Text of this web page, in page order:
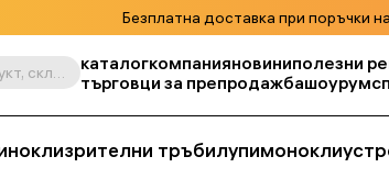
Безплатна доставка при поръчки
Търсене по продукт, складова единица, категория и т.н. каталогкомпанияновиниполезни
търговци за препродажбашоурум
зрителни тръбилупимонокли